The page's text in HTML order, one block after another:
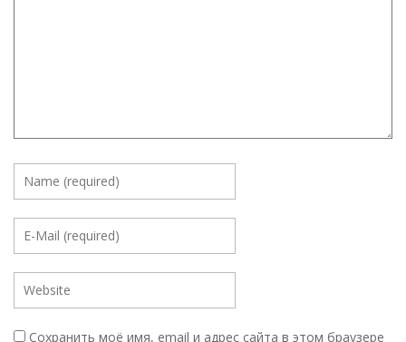
Сохранить моё имя, email и адрес сайта в этом браузере